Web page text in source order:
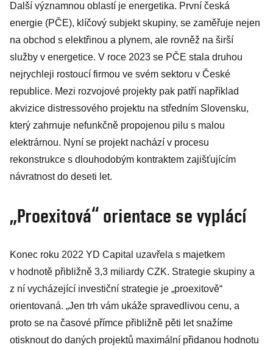
Další významnou oblastí je energetika. První česká
energie (PČE), klíčový subjekt skupiny, se zaměřuje nejen
na obchod s elektřinou a plynem, ale rovněž na širší
služby v energetice. V roce 2023 se PČE stala druhou
nejrychleji rostoucí firmou ve svém sektoru v České
republice. Mezi rozvojové projekty pak patří například
akvizice distressového projektu na středním Slovensku,
který zahrnuje nefunkčně propojenou pilu s malou
elektrárnou. Nyní se projekt nachází v procesu
rekonstrukce s dlouhodobým kontraktem zajišťujícím
návratnost do deseti let.
„Proexitová“ orientace se vyplácí
Konec roku 2022 YD Capital uzavřela s majetkem
v hodnotě přibližně 3,3 miliardy CZK. Strategie skupiny a
z ní vycházející investiční strategie je „proexitově“
orientovaná. „Jen trh vám ukáže spravedlivou cenu, a
proto se na časové přímce přibližně pěti let snažíme
otisknout do daných projektů maximální přidanou hodnotu